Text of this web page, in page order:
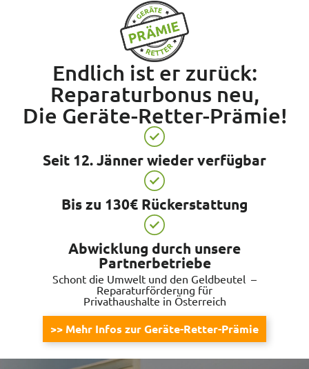
Endlich ist er zurück:
Reparaturbonus neu,
Die Geräte-Retter-Prämie!
Seit 12. Jänner wieder verfügbar
Bis zu 130€ Rückerstattung
Abwicklung durch unsere
Partnerbetriebe
Schont die Umwelt und den Geldbeutel –
Reparaturförderung für
Privathaushalte in Österreich
>> Mehr Infos zur Geräte-Retter-Prämie